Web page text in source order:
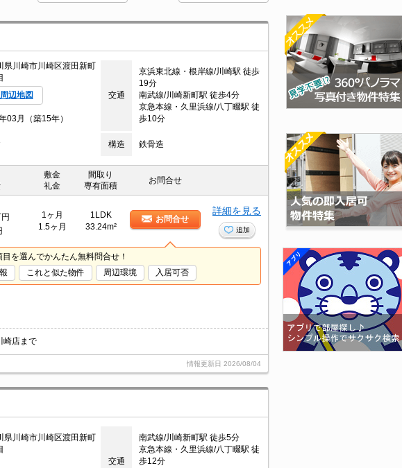
県川崎市川崎区渡田新町
周辺地図 交通
京浜東北線・根岸線/川崎駅 徒歩
19分
南武線/川崎新町駅 徒歩4分
京急本線・久里浜線/八丁畷駅 徒
歩10分
03月（築15年）
構造 鉄骨造
敷金
礼金
間取り
専有面積
お問合せ
1ヶ月
1.5ヶ月
1LDK
33.24m²
お問合せ
詳細を見る
追加
を選んでかんたん無料問合せ！
これと似た物件 周辺環境 入居可否
崎店まで
情報更新日 2026/08/04
県川崎市川崎区渡田新町
交通
南武線/川崎新町駅 徒歩5分
京急本線・久里浜線/八丁畷駅 徒
歩12分